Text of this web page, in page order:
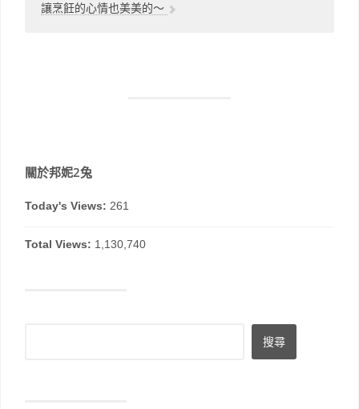
讓烹飪的心情也美美的～
關於邦妮2兔
Today's Views: 261
Total Views: 1,130,740